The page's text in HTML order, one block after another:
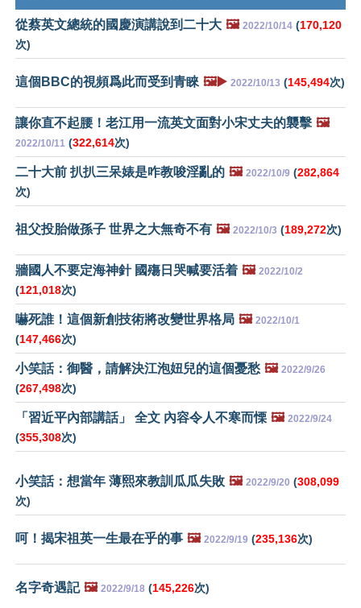
從蔡英文總統的國慶演講說到二十大 🖼️ 2022/10/14 (170,120
次)
這個BBC的視頻爲此而受到青睞 🖼️▶️ 2022/10/13 (145,494次)
讓你直不起腰！老江用一流英文面對小宋丈夫的襲擊 🖼️
2022/10/11 (322,614次)
二十大前 扒扒三呆婊是咋教唆淫亂的 🖼️ 2022/10/9 (282,864
次)
祖父投胎做孫子 世界之大無奇不有 🖼️ 2022/10/3 (189,272次)
牆國人不要定海神針 國殤日哭喊要活着 🖼️ 2022/10/2
(121,018次)
嚇死誰！這個新創技術將改變世界格局 🖼️ 2022/10/1
(147,466次)
小笑話：御醫，請解決江泡妞兒的這個憂愁 🖼️ 2022/9/26
(267,498次)
「習近平內部講話」 全文 內容令人不寒而慄 🖼️ 2022/9/24
(355,308次)
小笑話：想當年 薄熙來教訓瓜瓜失敗 🖼️ 2022/9/20 (308,099
次)
呵！揭宋祖英一生最在乎的事 🖼️ 2022/9/19 (235,136次)
名字奇遇記 🖼️ 2022/9/18 (145,226次)